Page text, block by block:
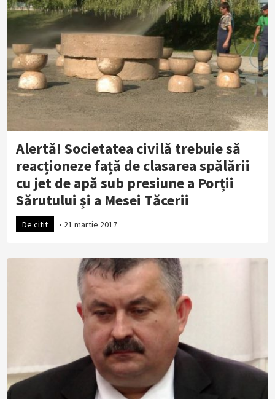
Alertă! Societatea civilă trebuie să
reacționeze față de clasarea spălării
cu jet de apă sub presiune a Porții
Sărutului și a Mesei Tăcerii
De citit • 21 martie 2017